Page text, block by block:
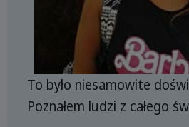
To było niesamowite
Poznałem ludzi z całego